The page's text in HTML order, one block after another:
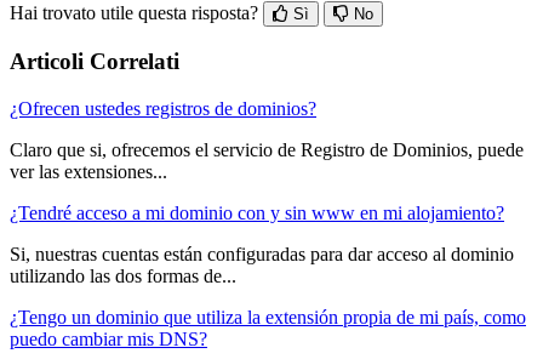
Hai trovato utile questa risposta? Sì No
Articoli Correlati
¿Ofrecen ustedes registros de dominios?
Claro que si, ofrecemos el servicio de Registro de Dominios, puede
ver las extensiones...
¿Tendré acceso a mi dominio con y sin www en mi alojamiento?
Si, nuestras cuentas están configuradas para dar acceso al dominio
utilizando las dos formas de...
¿Tengo un dominio que utiliza la extensión propia de mi país, como
puedo cambiar mis DNS?